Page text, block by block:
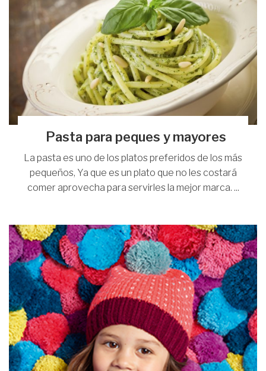
Pasta para peques y mayores
La pasta es uno de los platos preferidos de los más
pequeños, Ya que es un plato que no les costará
comer aprovecha para servirles la mejor marca. ...